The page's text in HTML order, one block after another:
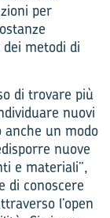
per
metodi di
di trovare più
nuovi
un modo
nuove
e materiali”,
di conoscere
l’open